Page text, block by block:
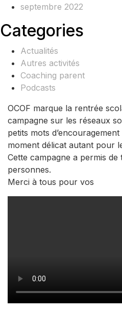
septembre 2022
Categories
Actualités
Autres activités
Coaching parent
Podcasts
OCOF marque la rentrée
campagne sur les réseaux
petits mots
moment délicat autant pour
Cette campagne a permis
personnes.
Merci à tous pour vos